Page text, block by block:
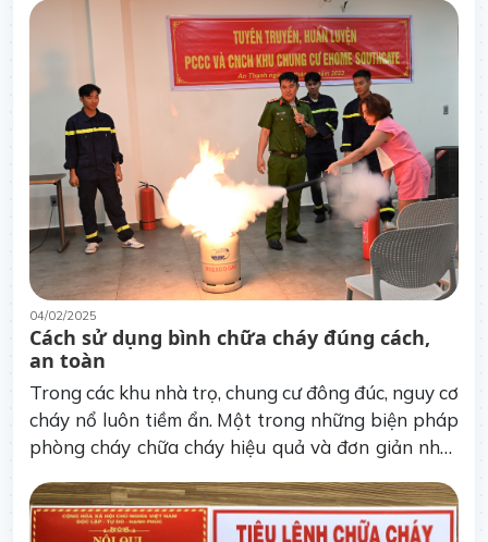
do chập điện mà quanlytro.me chia sẻ đến bạn.
04/02/2025
Cách sử dụng bình chữa cháy đúng cách,
an toàn
Trong các khu nhà trọ, chung cư đông đúc, nguy cơ
cháy nổ luôn tiềm ẩn. Một trong những biện pháp
phòng cháy chữa cháy hiệu quả và đơn giản nhất
ai cũng biết cách sử dụng bình chữa cháy. Đừng lo,
trong bài viết dưới đây, LOZIDO sẽ hướng dẫn bạn